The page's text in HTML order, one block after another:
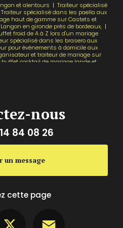
et alentours | Traiteur spécialisé
Traiteur spécialisé dans les paella aux
haut de gamme sur Castets et
en gironde près de bordeaux, |
froid de A à Z lors d'un mariage
spécialisé dans les brasero aux
pour événements à domicile aux
et traiteur de mariage sur
cocktail de mariage lande et
nous
84 08 26
un message
cette page